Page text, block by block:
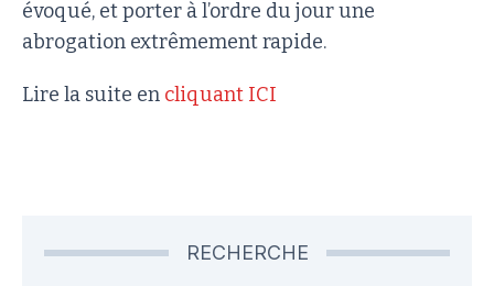
évoqué, et porter à l’ordre du jour une
abrogation extrêmement rapide.
Lire la suite en cliquant ICI
RECHERCHE